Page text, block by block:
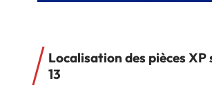
Localisation des pièces XP
13